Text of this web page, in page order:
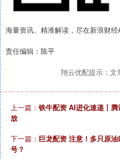
海量资讯、精准解读，尽在新浪财经
责任编辑：陈平
翔云优配提示：文
上一篇： 铁牛配资 AI进化速递丨
放
下一篇： 巨龙配资 注意！多只原
号？